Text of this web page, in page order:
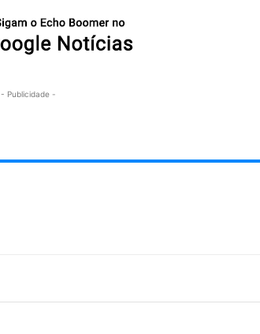
- Publicidade -